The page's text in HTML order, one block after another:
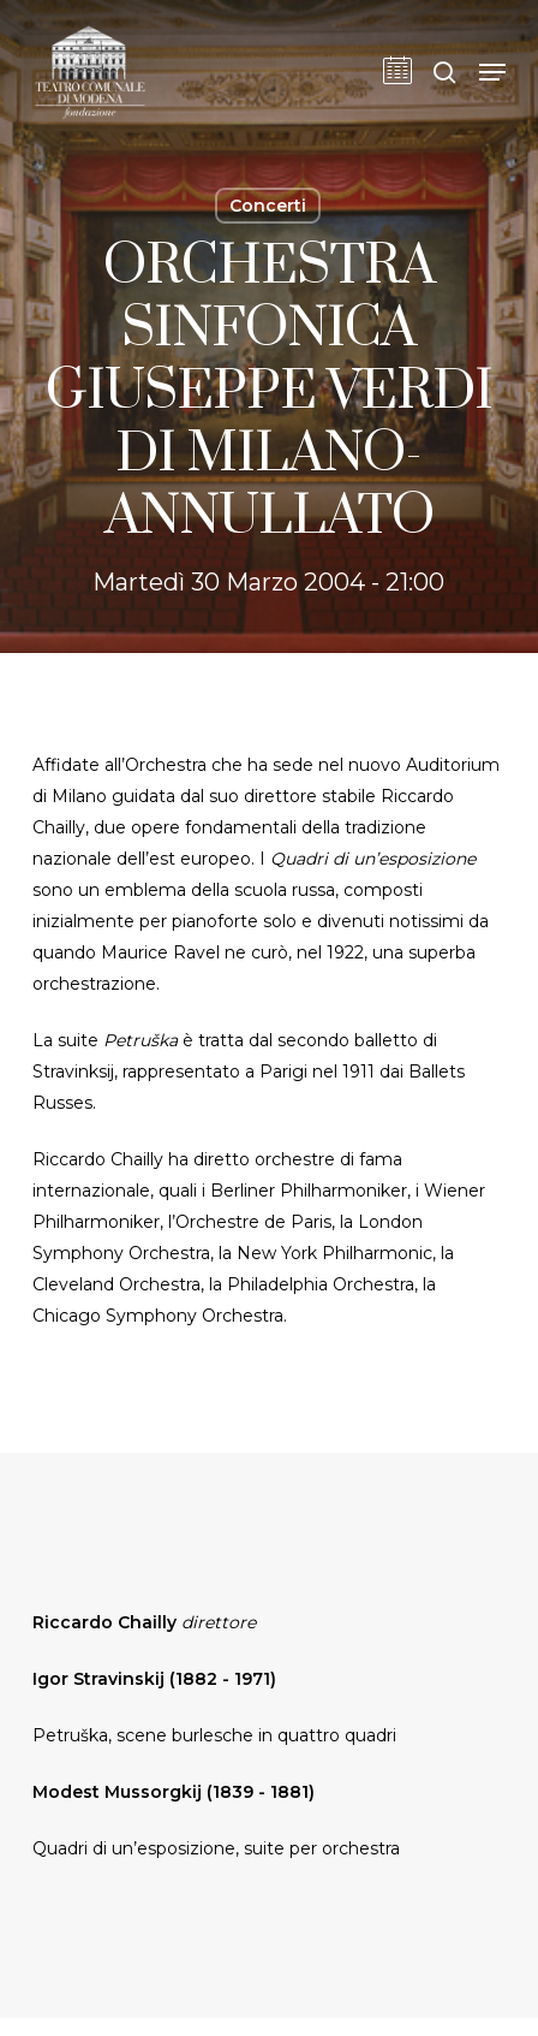
Skip
to
main
content
cerca
Concerti
ORCHESTRA
SINFONICA
GIUSEPPE VERDI
DI MILANO-
ANNULLATO
Martedì 30 Marzo 2004 - 21:00
Affidate all’Orchestra che ha sede nel nuovo Auditorium
di Milano guidata dal suo direttore stabile Riccardo
Chailly, due opere fondamentali della tradizione
nazionale dell’est europeo. I Quadri di un’esposizione
sono un emblema della scuola russa, composti
inizialmente per pianoforte solo e divenuti notissimi da
quando Maurice Ravel ne curò, nel 1922, una superba
orchestrazione.
La suite Petruška è tratta dal secondo balletto di
Stravinksij, rappresentato a Parigi nel 1911 dai Ballets
Russes.
Riccardo Chailly ha diretto orchestre di fama
internazionale, quali i Berliner Philharmoniker, i Wiener
Philharmoniker, l’Orchestre de Paris, la London
Symphony Orchestra, la New York Philharmonic, la
Cleveland Orchestra, la Philadelphia Orchestra, la
Chicago Symphony Orchestra.
Riccardo Chailly direttore
Igor Stravinskij (1882 - 1971)
Petruška, scene burlesche in quattro quadri
Modest Mussorgkij (1839 - 1881)
Quadri di un’esposizione, suite per orchestra